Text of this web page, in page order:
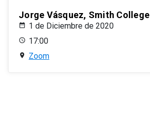
Jorge Vásquez, Smith College
1 de Diciembre de 2020
17:00
Zoom